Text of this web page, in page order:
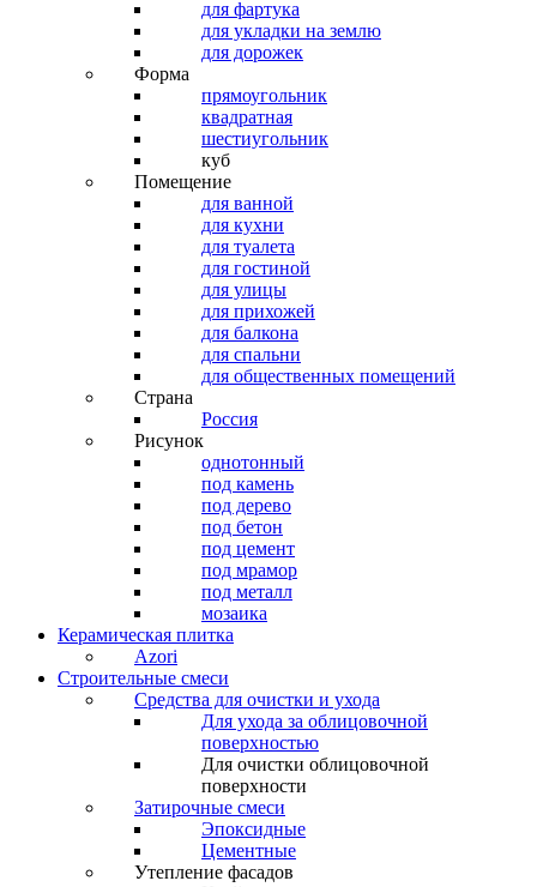
для фартука
для укладки на землю
для дорожек
Форма
прямоугольник
квадратная
шестиугольник
куб
Помещение
для ванной
для кухни
для туалета
для гостиной
для улицы
для прихожей
для балкона
для спальни
для общественных помещений
Страна
Россия
Рисунок
однотонный
под камень
под дерево
под бетон
под цемент
под мрамор
под металл
мозаика
Керамическая плитка
Azori
Строительные смеси
Средства для очистки и ухода
Для ухода за облицовочной
поверхностью
Для очистки облицовочной
поверхности
Затирочные смеси
Эпоксидные
Цементные
Утепление фасадов